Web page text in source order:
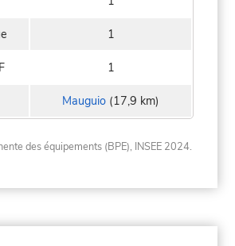
1
1
Mauguio (17,9 km)
des équipements (BPE), INSEE 2024.